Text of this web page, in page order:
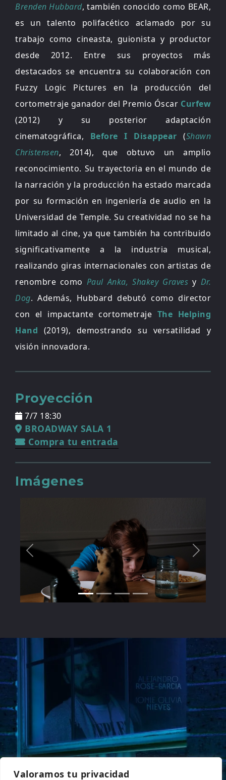
Valoramos tu privacidad
Brenden Hubbard, también conocido como BEAR,
es un talento polifacético aclamado por su
trabajo como cineasta, guionista y productor
desde 2012. Entre sus proyectos más
destacados se encuentra su colaboración con
Fuzzy Logic Pictures en la producción del
cortometraje ganador del Premio Óscar Curfew
(2012) y su posterior adaptación
cinematográfica, Before I Disappear (Shawn
Christensen, 2014), que obtuvo un amplio
reconocimiento. Su trayectoria en el mundo de
la narración y la producción ha estado marcada
por su formación en ingeniería de audio en la
Universidad de Temple. Su creatividad no se ha
limitado al cine, ya que también ha contribuido
significativamente a la industria musical,
realizando giras internacionales con artistas de
renombre como Paul Anka, Shakey Graves y Dr.
Dog. Además, Hubbard debutó como director
con el impactante cortometraje The Helping
Hand (2019), demostrando su versatilidad y
visión innovadora.
Proyección
7/7 18:30
BROADWAY SALA 1
Compra tu entrada
Imágenes